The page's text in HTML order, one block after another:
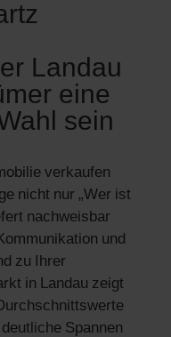
Landau
eine
sein
verkaufen
nicht nur „Wer ist
nachweisbar
und
zu Ihrer
in Landau zeigt
Spannen